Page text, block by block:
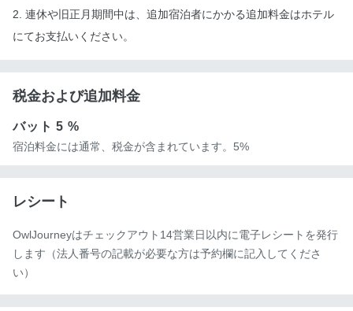
2. 連休や旧正月期間中は、追加宿泊者にかかる追加料金はホテル
にてお支払いください。
税金および追加料金
バット5 %
宿泊料金には通常、税金が含まれています。5%
レシート
OwlJourneyはチェックアウト14営業日以内に電子レシートを発行
します（法人番号の記載が必要な方は予約欄に記入してくださ
い）